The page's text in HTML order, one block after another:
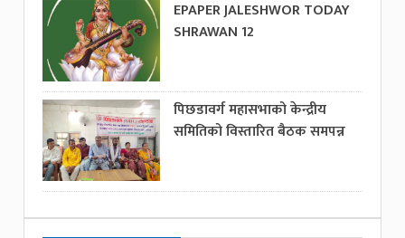
EPAPER JALESHWOR TODAY
SHRAWAN 12
पिछडावर्ग महासभाको केन्द्रीय
समितिको विस्तारित बैठक समपन्न